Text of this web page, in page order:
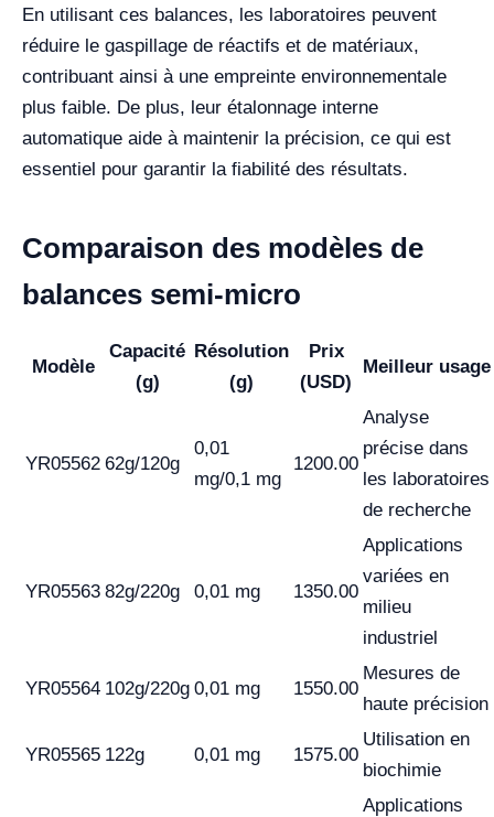
En utilisant ces balances, les laboratoires peuvent
réduire le gaspillage de réactifs et de matériaux,
contribuant ainsi à une empreinte environnementale
plus faible. De plus, leur étalonnage interne
automatique aide à maintenir la précision, ce qui est
essentiel pour garantir la fiabilité des résultats.
Comparaison des modèles de
balances semi-micro
Modèle
Capacité
(g)
Résolution
(g)
Prix
(USD)
Meilleur usage
YR05562 62g/120g
0,01
mg/0,1 mg
1200.00
Analyse
précise dans
les laboratoires
de recherche
YR05563 82g/220g 0,01 mg 1350.00
Applications
variées en
milieu
industriel
YR05564 102g/220g 0,01 mg 1550.00
Mesures de
haute précision
YR05565 122g 0,01 mg 1575.00
Utilisation en
biochimie
Applications